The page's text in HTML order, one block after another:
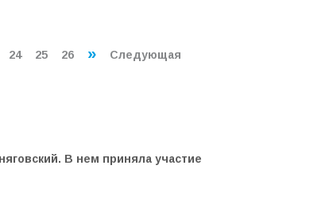
24 25 26 » Следующая
В нем приняла участие